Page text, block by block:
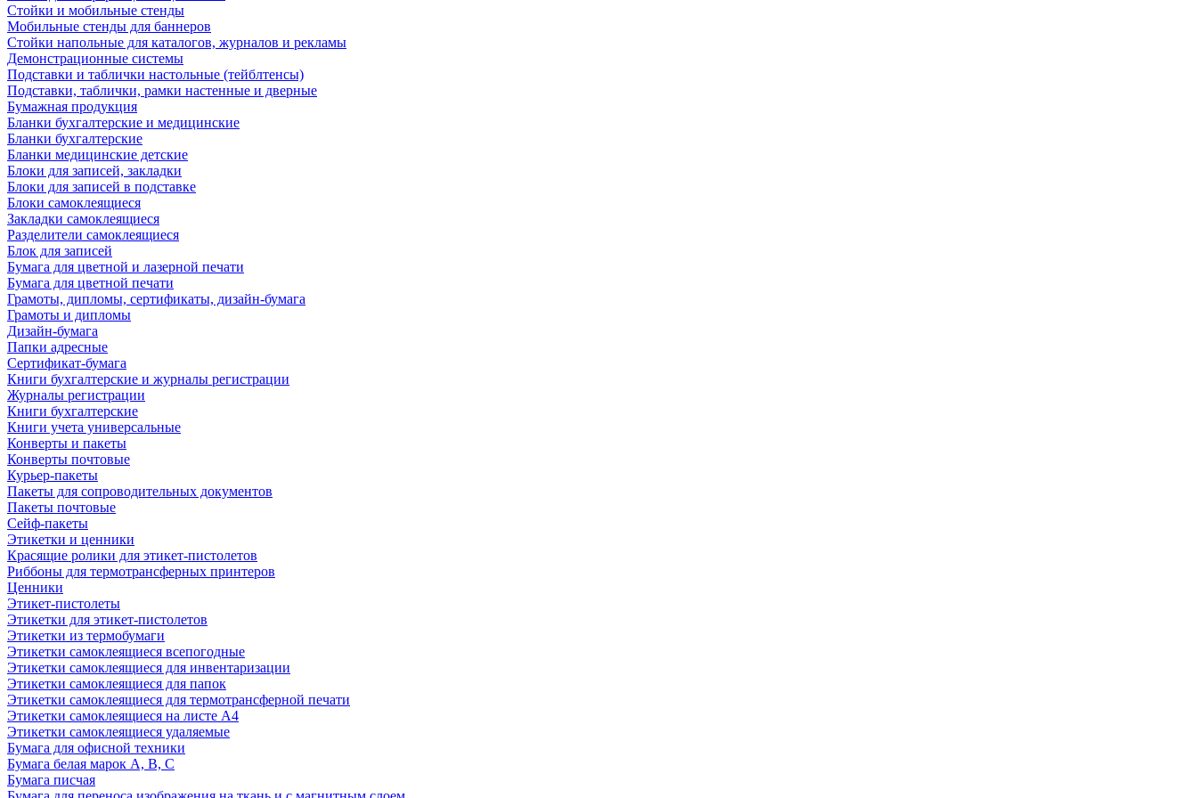
Стойки и мобильные стенды
Мобильные стенды для баннеров
Стойки напольные для каталогов, журналов и рекламы
Демонстрационные системы
Подставки и таблички настольные (тейблтенсы)
Подставки, таблички, рамки настенные и дверные
Бумажная продукция
Бланки бухгалтерские и медицинские
Бланки бухгалтерские
Бланки медицинские детские
Блоки для записей, закладки
Блоки для записей в подставке
Блоки самоклеящиеся
Закладки самоклеящиеся
Разделители самоклеящиеся
Блок для записей
Бумага для цветной и лазерной печати
Бумага для цветной печати
Грамоты, дипломы, сертификаты, дизайн-бумага
Грамоты и дипломы
Дизайн-бумага
Папки адресные
Сертификат-бумага
Книги бухгалтерские и журналы регистрации
Журналы регистрации
Книги бухгалтерские
Книги учета универсальные
Конверты и пакеты
Конверты почтовые
Курьер-пакеты
Пакеты для сопроводительных документов
Пакеты почтовые
Сейф-пакеты
Этикетки и ценники
Красящие ролики для этикет-пистолетов
Риббоны для термотрансферных принтеров
Ценники
Этикет-пистолеты
Этикетки для этикет-пистолетов
Этикетки из термобумаги
Этикетки самоклеящиеся всепогодные
Этикетки самоклеящиеся для инвентаризации
Этикетки самоклеящиеся для папок
Этикетки самоклеящиеся для термотрансферной печати
Этикетки самоклеящиеся на листе А4
Этикетки самоклеящиеся удаляемые
Бумага для офисной техники
Бумага белая марок А, В, С
Бумага писчая